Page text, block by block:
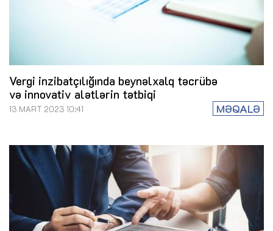
Vergi inzibatçılığında beynəlxalq təcrübə
və innovativ alətlərin tətbiqi
MƏQALƏ
13 MART 2023 10:41